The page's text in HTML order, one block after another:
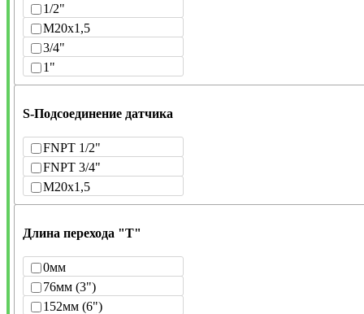
1/2"
M20x1,5
3/4"
1"
S-Подсоединение датчика
FNPT 1/2"
FNPT 3/4"
M20x1,5
Длина перехода "Т"
0мм
76мм (3")
152мм (6")